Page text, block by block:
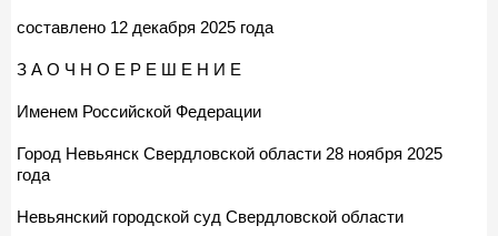
составлено 12 декабря 2025 года
З А О Ч Н О Е Р Е Ш Е Н И Е
Именем Российской Федерации
Город Невьянск Свердловской области 28 ноября 2025
года
Невьянский городской суд Свердловской области